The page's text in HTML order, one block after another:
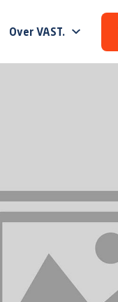
Over VAST.